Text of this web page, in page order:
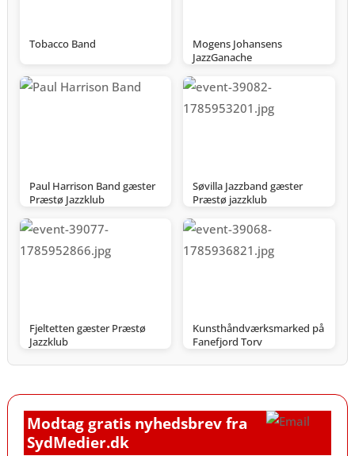
Tobacco Band
Mogens Johansens
JazzGanache
Paul Harrison Band gæster
Præstø Jazzklub
Søvilla Jazzband gæster
Præstø jazzklub
Fjeltetten gæster Præstø
Jazzklub
Kunsthåndværksmarked på
Fanefjord Torv
Modtag gratis nyhedsbrev fra
SydMedier.dk